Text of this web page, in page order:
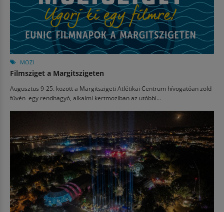
MOZI
Filmsziget a Margitszigeten
Augusztus 9-25. között a Margitszigeti Atlétikai Centrum hívogatóan zöld
füvén egy rendhagyó, alkalmi kertmoziban az utóbbi...